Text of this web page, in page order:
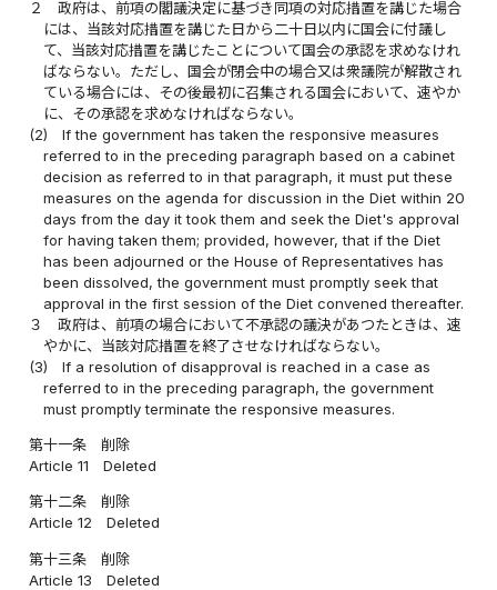
２
政府は、前項の閣議決定に基づき同項の対応措置を講じた場合
には、当該対応措置を講じた日から二十日以内に国会に付議し
て、当該対応措置を講じたことについて国会の承認を求めなけれ
ばならない。ただし、国会が閉会中の場合又は衆議院が解散され
ている場合には、その後最初に召集される国会において、速やか
に、その承認を求めなければならない。
(2)
If the government has taken the responsive measures
referred to in the preceding paragraph based on a cabinet
decision as referred to in that paragraph, it must put these
measures on the agenda for discussion in the Diet within 20
days from the day it took them and seek the Diet's approval
for having taken them; provided, however, that if the Diet
has been adjourned or the House of Representatives has
been dissolved, the government must promptly seek that
approval in the first session of the Diet convened thereafter.
３
政府は、前項の場合において不承認の議決があつたときは、速
やかに、当該対応措置を終了させなければならない。
(3)
If a resolution of disapproval is reached in a case as
referred to in the preceding paragraph, the government
must promptly terminate the responsive measures.
第十一条
削除
Article 11
Deleted
第十二条
削除
Article 12
Deleted
第十三条
削除
Article 13
Deleted